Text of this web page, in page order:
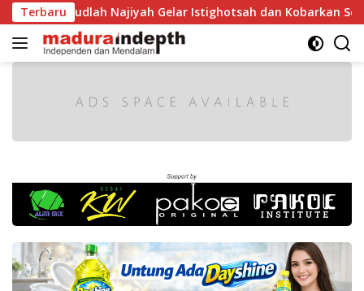
Langsung
ke
konten
Terbaru
MA Raudlah Najiyah Gelar Istighotsah dan Kobarkan